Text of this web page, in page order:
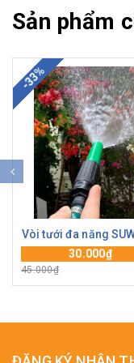
Sản phẩm
-33%
Vòi tưới đa năng
30.000₫
45.000₫